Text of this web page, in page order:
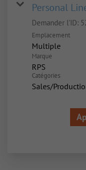
Personal
Demander l'ID:
Emplacement
Multiple
Marque
RPS
Catégories
Sales/